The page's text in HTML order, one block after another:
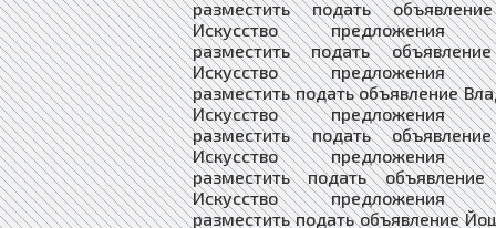
разместить подать
Искусство предложения
разместить подать
Искусство предложения
разместить подать объявление
Искусство предложения
разместить подать
Искусство предложения
разместить подать объявление
Искусство предложения
разместить подать объявление